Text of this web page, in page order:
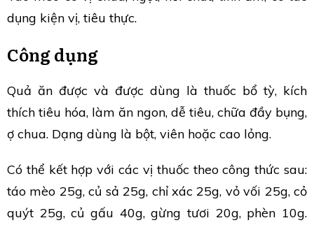
dụng kiện vị, tiêu thực.
Công dụng
Quả ăn được và được dùng là thuốc bổ tỳ, kích
thích tiêu hóa, làm ăn ngon, dễ tiêu, chữa đầy bụng,
ợ chua. Dạng dùng là bột, viên hoặc cao lỏng.
Có thể kết hợp với các vị thuốc theo công thức sau:
táo mèo 25g, củ sả 25g, chỉ xác 25g, vỏ vối 25g, cỏ
quýt 25g, củ gấu 40g, gừng tươi 20g, phèn 10g.